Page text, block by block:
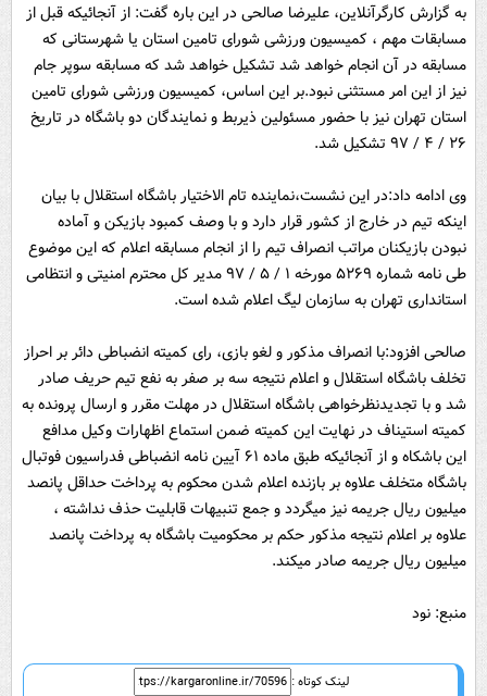
به گزارش کارگرآنلاین، علیرضا صالحی در این باره گفت: از آنجائیکه قبل از
مسابقات مهم ، کمیسیون ورزشی شورای تامین استان یا شهرستانی که
مسابقه در آن انجام خواهد شد تشکیل خواهد شد که مسابقه سوپر جام
نیز از این امر مستثنی نبود.بر این اساس، کمیسیون ورزشی شورای تامین
استان تهران نیز با حضور مسئولین ذیربط و نمایندگان دو باشگاه در تاریخ
۲۶ / ۴ / ۹۷ تشکیل شد.
وی ادامه داد:در این نشست،نماینده تام الاختیار باشگاه استقلال با بیان
اینکه تیم در خارج از کشور قرار دارد و با وصف کمبود بازیکن و آماده
نبودن بازیکنان مراتب انصراف تیم را از انجام مسابقه اعلام که این موضوع
طی نامه شماره ۵۲۶۹ مورخه ۱ / ۵ / ۹۷ مدیر کل محترم امنیتی و انتظامی
استانداری تهران به سازمان لیگ اعلام شده است.
صالحی افزود:با انصراف مذکور و لغو بازی، رای کمیته انضباطی دائر بر احراز
تخلف باشگاه استقلال و اعلام نتیجه سه بر صفر به نفع تیم حریف صادر
شد و با تجدیدنظرخواهی باشگاه استقلال در مهلت مقرر و ارسال پرونده به
کمیته استیناف در نهایت این کمیته ضمن استماع اظهارات وکیل مدافع
این باشکاه و از آنجائیکه طبق ماده ۶۱ آیین نامه انضباطی فدراسیون فوتبال
باشگاه متخلف علاوه بر بازنده اعلام شدن محکوم به پرداخت حداقل پانصد
میلیون ریال جریمه نیز میگردد و جمع تنبیهات قابلیت حذف نداشته ،
علاوه بر اعلام نتیجه مذکور حکم بر محکومیت باشگاه به پرداخت پانصد
میلیون ریال جریمه صادر میکند.
منبع: نود
لینک کوتاه :